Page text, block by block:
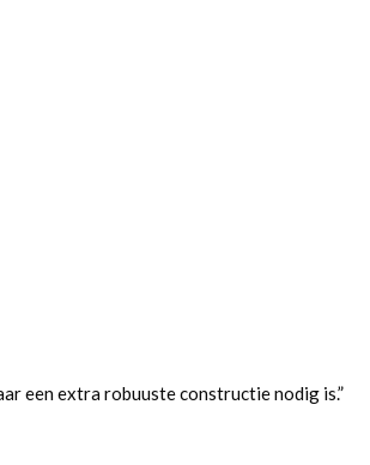
een extra robuuste constructie nodig is.”